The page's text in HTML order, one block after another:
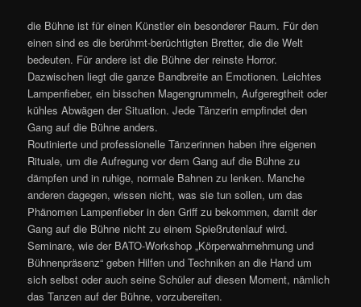
die Bühne ist für einen Künstler ein besonderer Raum. Für den
einen sind es die berühmt-berüchtigten Bretter, die die Welt
bedeuten. Für andere ist die Bühne der reinste Horror.
Dazwischen liegt die ganze Bandbreite an Emotionen. Leichtes
Lampenfieber, ein bisschen Magengrummeln, Aufgeregtheit oder
kühles Abwägen der Situation. Jede Tänzerin empfindet den
Gang auf die Bühne anders.
Routinierte und professionelle Tänzerinnen haben ihre eigenen
Rituale, um die Aufregung vor dem Gang auf die Bühne zu
dämpfen und in ruhige, normale Bahnen zu lenken. Manche
anderen dagegen, wissen nicht, was sie tun sollen, um das
Phänomen Lampenfieber in den Griff zu bekommen, damit der
Gang auf die Bühne nicht zu einem Spießrutenlauf wird.
Seminare, wie der BATO-Workshop „Körperwahrnehmung und
Bühnenpräsenz“ geben Hilfen und Techniken an die Hand um
sich selbst oder auch seine Schüler auf diesen Moment, nämlich
das Tanzen auf der Bühne, vorzubereiten.